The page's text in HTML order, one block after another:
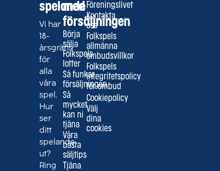
spelande
Vi har
18-
årsgräns
för
alla
våra
spel.
Hur
ser
ditt
spelande
ut?
Ring
med
försäljningen
Börja
sälja
Folkspels
lotter
Så funkar
försäljningen
Så
mycket
kan ni
tjäna
Våra
bästa
säljtips
Tjäna
Föreningslivet
Kontakta
oss
Folkspels
allmänna
ombudsvillkor
Folkspels
integritetspolicy
för ombud
Cookiepolicy
Välj
dina
cookies